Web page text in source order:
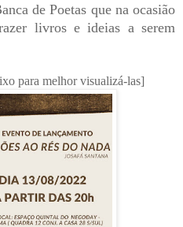
de Poetas que na ocasião
livros e ideias a serem
para melhor visualizá-las]